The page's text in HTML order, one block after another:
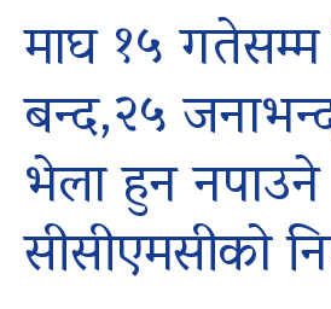
माघ १५ गतेसम्म
बन्द,२५
भेला हुन नपाउने
सीसीएमसीको